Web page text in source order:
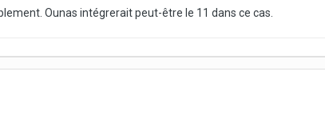
Ounas intégrerait peut-être le 11 dans ce cas.